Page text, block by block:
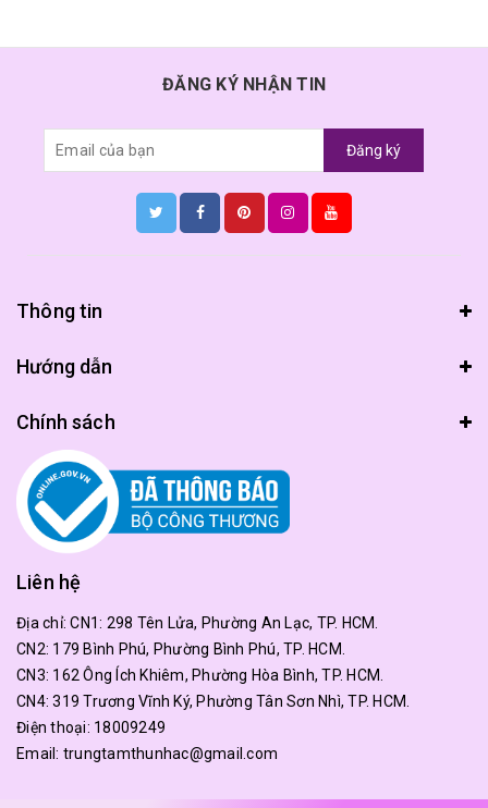
ĐĂNG KÝ NHẬN TIN
Đăng ký
Thông tin
Hướng dẫn
Chính sách
Liên hệ
Địa chỉ:CN1: 298 Tên Lửa, Phường An Lạc, TP. HCM.
CN2: 179 Bình Phú, Phường Bình Phú, TP. HCM.
CN3: 162 Ông Ích Khiêm, Phường Hòa Bình, TP. HCM.
CN4: 319 Trương Vĩnh Ký, Phường Tân Sơn Nhì, TP. HCM.
Điện thoại: 18009249
Email: trungtamthunhac@gmail.com